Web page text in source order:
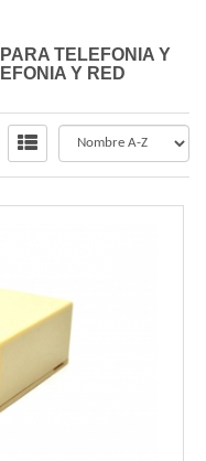
TELEFONIA Y
Y RED